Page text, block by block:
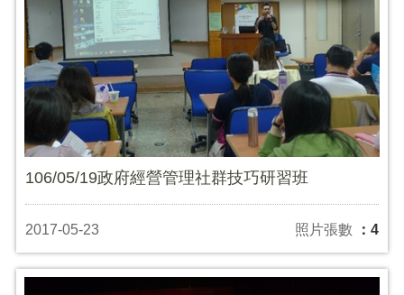
106/05/19政府經營管理社群技巧研習班
2017-05-23 照片張數 ：4